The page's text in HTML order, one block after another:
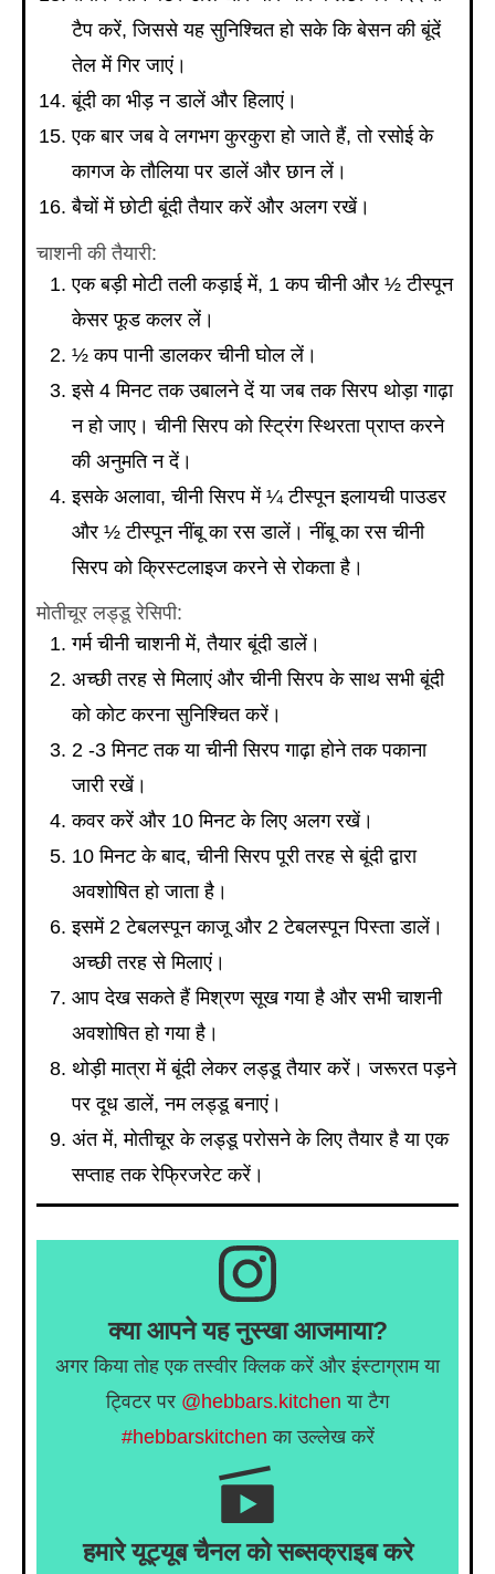
टैप करें, जिससे यह सुनिश्चित हो सके कि बेसन की बूंदें
तेल में गिर जाएं।
बूंदी का भीड़ न डालें और हिलाएं।
एक बार जब वे लगभग कुरकुरा हो जाते हैं, तो रसोई के
कागज के तौलिया पर डालें और छान लें।
बैचों में छोटी बूंदी तैयार करें और अलग रखें।
चाशनी की तैयारी:
एक बड़ी मोटी तली कड़ाई में, 1 कप चीनी और ½ टीस्पून
केसर फूड कलर लें।
½ कप पानी डालकर चीनी घोल लें।
इसे 4 मिनट तक उबालने दें या जब तक सिरप थोड़ा गाढ़ा
न हो जाए। चीनी सिरप को स्ट्रिंग स्थिरता प्राप्त करने
की अनुमति न दें।
इसके अलावा, चीनी सिरप में ¼ टीस्पून इलायची पाउडर
और ½ टीस्पून नींबू का रस डालें। नींबू का रस चीनी
सिरप को क्रिस्टलाइज करने से रोकता है।
मोतीचूर लड्डू रेसिपी:
गर्म चीनी चाशनी में, तैयार बूंदी डालें।
अच्छी तरह से मिलाएं और चीनी सिरप के साथ सभी बूंदी
को कोट करना सुनिश्चित करें।
2 -3 मिनट तक या चीनी सिरप गाढ़ा होने तक पकाना
जारी रखें।
कवर करें और 10 मिनट के लिए अलग रखें।
10 मिनट के बाद, चीनी सिरप पूरी तरह से बूंदी द्वारा
अवशोषित हो जाता है।
इसमें 2 टेबलस्पून काजू और 2 टेबलस्पून पिस्ता डालें।
अच्छी तरह से मिलाएं।
आप देख सकते हैं मिश्रण सूख गया है और सभी चाशनी
अवशोषित हो गया है।
थोड़ी मात्रा में बूंदी लेकर लड्डू तैयार करें। जरूरत पड़ने
पर दूध डालें, नम लड्डू बनाएं।
अंत में, मोतीचूर के लड्डू परोसने के लिए तैयार है या एक
सप्ताह तक रेफ्रिजरेट करें।
क्या आपने यह नुस्खा आजमाया?
अगर किया तोह एक तस्वीर क्लिक करें और इंस्टाग्राम या
ट्विटर पर @hebbars.kitchen या टैग
#hebbarskitchen का उल्लेख करें
हमारे यूट्यूब चैनल को सब्सक्राइब करे